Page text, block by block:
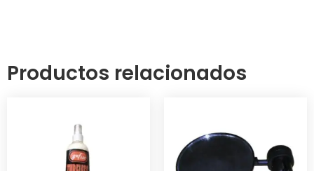
Productos relacionados